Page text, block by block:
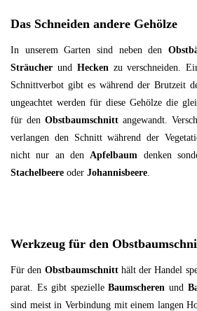
Das Schneiden andere Gehölze
In unserem Garten sind neben den
Sträucher und Heckenzu verschneiden.
Schnittverbot gibt es während der Brutzeit
ungeachtet werden für diese Gehölze die
für den Obstbaumschnitt angewandt.
verlangen den Schnitt während der
nicht nur an denApfelbaum denken
Stachelbeere oder Johannisbeere.
Werkzeug für den
Für den Obstbaumschnitthält der Handel
parat. Es gibt spezielleBaumscheren und
sind meist in Verbindung mit einem langen